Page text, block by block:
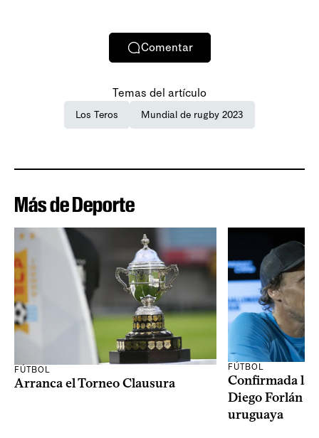
Comentar
Temas del artículo
Los Teros Mundial de rugby 2023
Más de Deporte
FÚTBOL
Arranca el Torneo Clausura
FÚTBOL
Confirmada la
Diego Forlán
uruguaya